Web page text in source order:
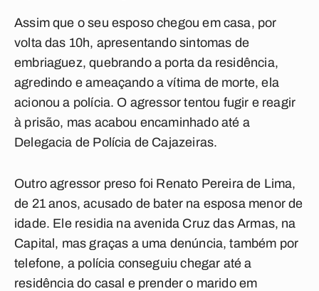
Assim que o seu esposo chegou em casa, por
volta das 10h, apresentando sintomas de
embriaguez, quebrando a porta da residência,
agredindo e ameaçando a vítima de morte, ela
acionou a polícia. O agressor tentou fugir e reagir
à prisão, mas acabou encaminhado até a
Delegacia de Polícia de Cajazeiras.
Outro agressor preso foi Renato Pereira de Lima,
de 21 anos, acusado de bater na esposa menor de
idade. Ele residia na avenida Cruz das Armas, na
Capital, mas graças a uma denúncia, também por
telefone, a polícia conseguiu chegar até a
residência do casal e prender o marido em